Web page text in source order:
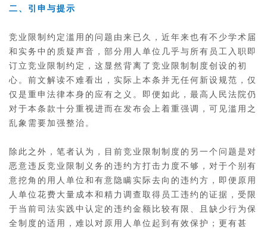
二、引申与提示
竞业限制约定滥用的问题由来已久，近年来也有不少学术届
和实务中的质疑声音，部分用人单位几乎与所有员工入职即
订立竞业限制约定，这显然背离了竞业限制制度创设的初
心。前文解读不难看出，实际上本条并无任何新设规范，仅
仅是重申法律本身的应有之义。即便如此，最高人民法院仍
对于本条款十分重视进而在发布会上着重强调，可见滥用之
乱象需要加强整治。
除此之外，笔者认为，目前竞业限制制度的另一个问题是对
恶意违反竞业限制义务的违约方打击力度不够，对于个别有
意挖角的用人单位和有意隐瞒实际去向的违约方，即便原用
人单位花费大量成本和精力调查取得员工违约的证据，受限
于当前司法实践中认定的违约金额比较有限、且缺少行为保
全制度的适用，难以对原用人单位起到有效保护；更有甚